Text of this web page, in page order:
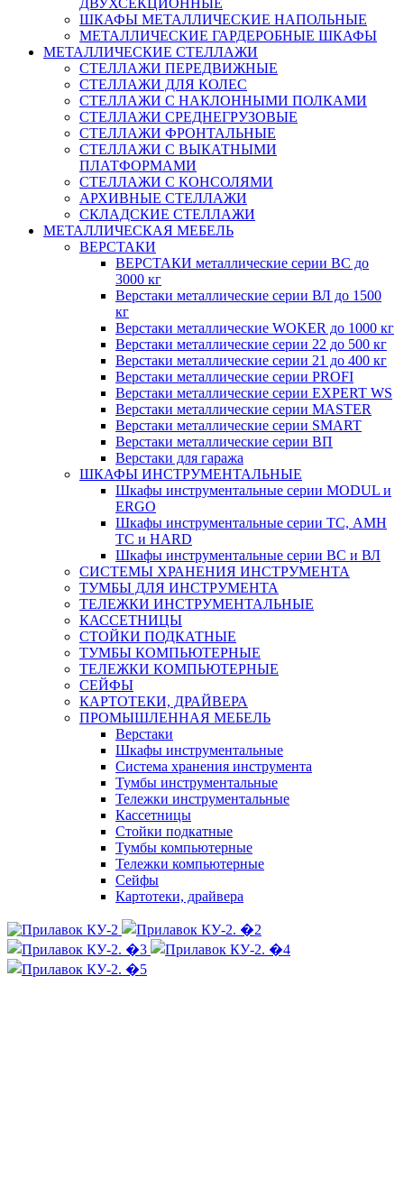
ШКАФЫ МЕТАЛЛИЧЕСКИЕ НАПОЛЬНЫЕ
МЕТАЛЛИЧЕСКИЕ ГАРДЕРОБНЫЕ ШКАФЫ
МЕТАЛЛИЧЕСКИЕ СТЕЛЛАЖИ
СТЕЛЛАЖИ ПЕРЕДВИЖНЫЕ
СТЕЛЛАЖИ ДЛЯ КОЛЕС
СТЕЛЛАЖИ С НАКЛОННЫМИ ПОЛКАМИ
СТЕЛЛАЖИ СРЕДНЕГРУЗОВЫЕ
СТЕЛЛАЖИ ФРОНТАЛЬНЫЕ
СТЕЛЛАЖИ С ВЫКАТНЫМИ
ПЛАТФОРМАМИ
СТЕЛЛАЖИ С КОНСОЛЯМИ
АРХИВНЫЕ СТЕЛЛАЖИ
СКЛАДСКИЕ СТЕЛЛАЖИ
МЕТАЛЛИЧЕСКАЯ МЕБЕЛЬ
ВЕРСТАКИ
ВЕРСТАКИ металлические серии ВС до
3000 кг
Верстаки металлические серии ВЛ до 1500
кг
Верстаки металлические WOKER до 1000 кг
Верстаки металлические серии 22 до 500 кг
Верстаки металлические серии 21 до 400 кг
Верстаки металлические серии PROFI
Верстаки металлические серии EXPERT WS
Верстаки металлические серии MASTER
Верстаки металлические серии SMART
Верстаки металлические серии ВП
Верстаки для гаража
ШКАФЫ ИНСТРУМЕНТАЛЬНЫЕ
Шкафы инструментальные серии MODUL и
ERGO
Шкафы инструментальные серии ТС, АМН
ТС и HARD
Шкафы инструментальные серии ВС и ВЛ
СИСТЕМЫ ХРАНЕНИЯ ИНСТРУМЕНТА
ТУМБЫ ДЛЯ ИНСТРУМЕНТА
ТЕЛЕЖКИ ИНСТРУМЕНТАЛЬНЫЕ
КАССЕТНИЦЫ
СТОЙКИ ПОДКАТНЫЕ
ТУМБЫ КОМПЬЮТЕРНЫЕ
ТЕЛЕЖКИ КОМПЬЮТЕРНЫЕ
СЕЙФЫ
КАРТОТЕКИ, ДРАЙВЕРА
ПРОМЫШЛЕННАЯ МЕБЕЛЬ
Верстаки
Шкафы инструментальные
Система хранения инструмента
Тумбы инструментальные
Тележки инструментальные
Кассетницы
Стойки подкатные
Тумбы компьютерные
Тележки компьютерные
Сейфы
Картотеки, драйвера